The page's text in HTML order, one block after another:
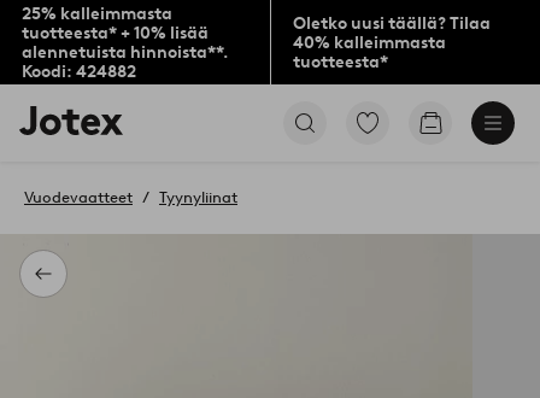
25% kalleimmasta
tuotteesta* + 10% lisää
alennetuista hinnoista**.
Koodi: 424882
Oletko uusi täällä? Tilaa
40% kalleimmasta
tuotteesta*
Jotex-
logo
aloitussivulle
Siirry
Siirry
Takaisin
Vuodevaatteet Tyynyliinat